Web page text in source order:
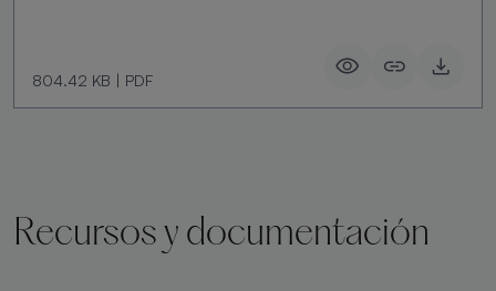
804.42 KB | PDF
Recursos y documentación